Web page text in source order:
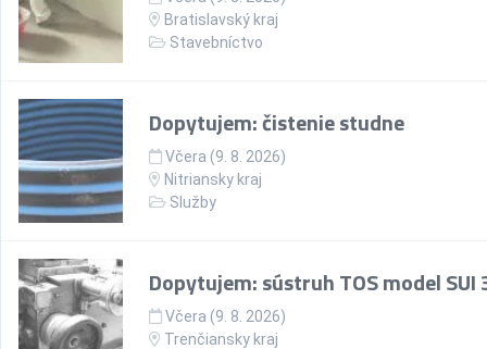
Bratislavský kraj
Stavebníctvo
Dopytujem: čistenie studne
Včera (9. 8. 2026)
Nitriansky kraj
Služby
Dopytujem: sústruh TOS model SUI
Včera (9. 8. 2026)
Trenčiansky kraj